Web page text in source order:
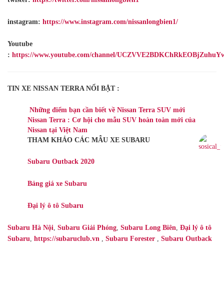
instagram: https://www.instagram.com/nissanlongbien1/
Youtube
: https://www.youtube.com/channel/
TIN XE NISSAN TERRA NỔI BẬT :
Những điểm bạn cần biết về Nissan Terra SUV mới
Nissan Terra : Cơ hội cho mẫu SUV hoàn toàn mới của
Nissan tại Việt Nam
THAM KHẢO CÁC MẪU XE SUBARU
Subaru Outback 2020
Bảng giá xe Subaru
Đại lý ô tô Subaru
Subaru Hà Nội Subaru Giải Phóng Subaru Long Biên Đại lý ô tô
Subaru https://subaruclub.vn Subaru Forester Subaru Outback